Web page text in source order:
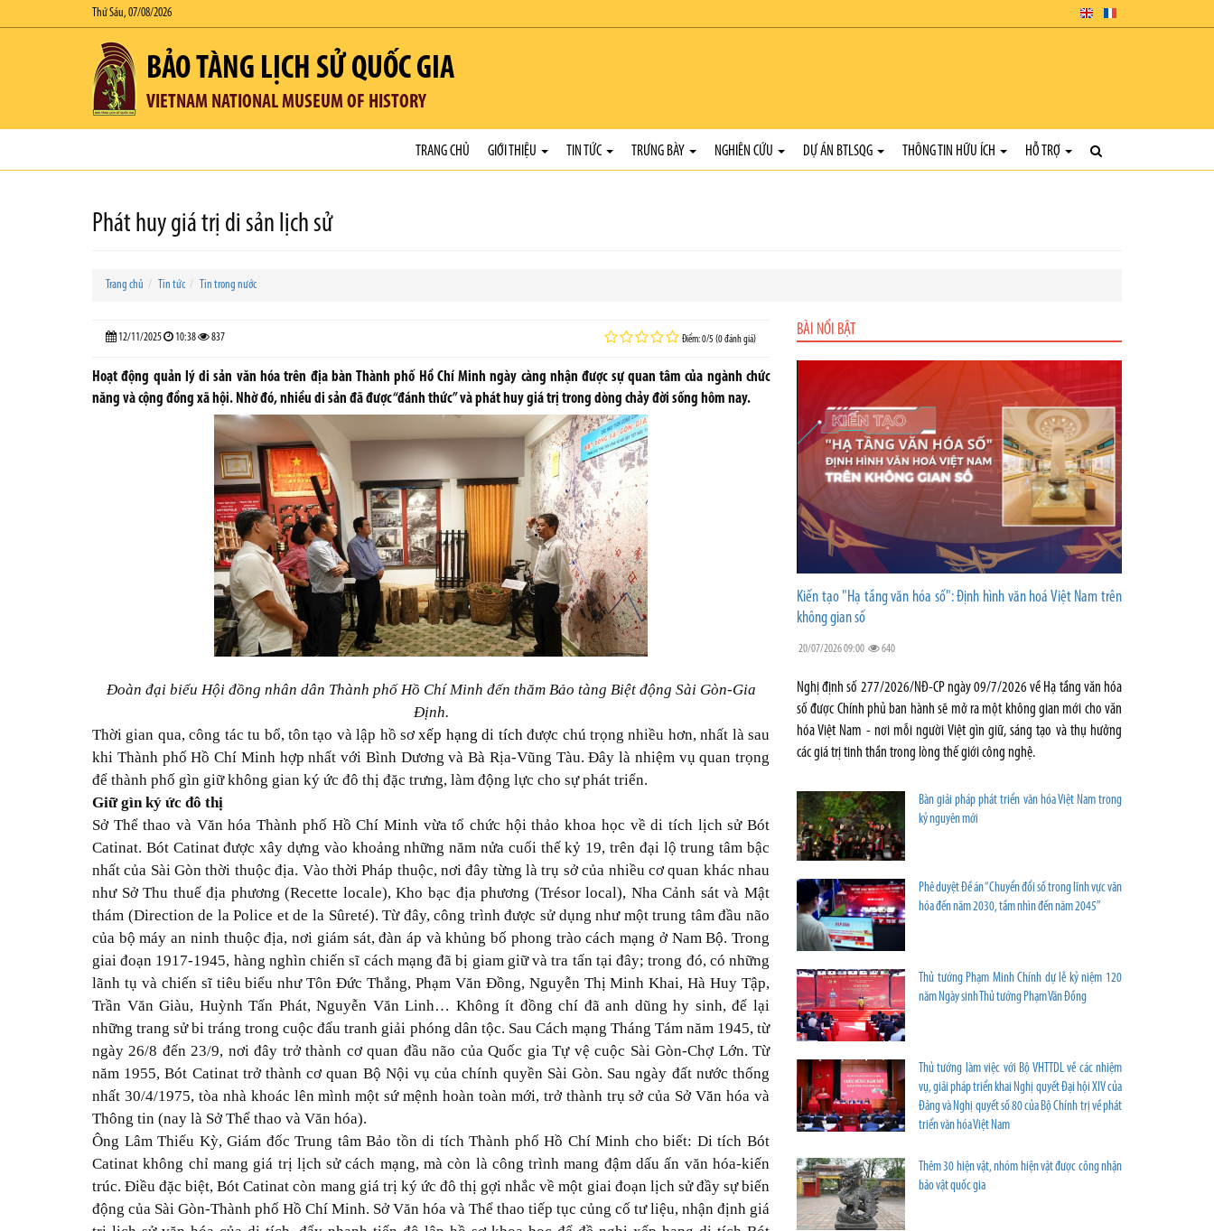
Thứ Sáu, 07/08/2026
BẢO TÀNG LỊCH SỬ QUỐC GIA
VIETNAM NATIONAL MUSEUM OF HISTORY
TRANG CHỦ GIỚI THIỆU TIN TỨC TRƯNG BÀY NGHIÊN CỨU DỰ ÁN BTLSQG THÔNG TIN HỮU ÍCH HỖ TRỢ
Phát huy giá trị di sản lịch sử
Trang chủ Tin tức Tin trong nước
12/11/2025 10:38 837 Điểm: 0/5 (0 đánh giá)
Hoạt động quản lý di sản văn hóa trên địa bàn Thành phố Hồ Chí Minh ngày càng nhận được sự quan tâm của ngành chức
năng và cộng đồng xã hội. Nhờ đó, nhiều di sản đã được “đánh thức” và phát huy giá trị trong dòng chảy đời sống hôm nay.
Đoàn đại biểu Hội đồng nhân dân Thành phố Hồ Chí Minh đến thăm Bảo tàng Biệt động Sài Gòn-Gia
Định.
Thời gian qua, công tác tu bổ, tôn tạo và lập hồ sơxếp hạng di tíchđược chú trọng nhiều hơn, nhất là sau
khi Thành phố Hồ Chí Minh hợp nhất với Bình Dương và Bà Rịa-Vũng Tàu. Đây là nhiệm vụ quan trọng
để thành phố gìn giữ không gian ký ức đô thị đặc trưng, làm động lực cho sự phát triển.
Giữ gìn ký ức đô thị
Sở Thể thao và Văn hóa Thành phố Hồ Chí Minh vừa tổ chức hội thảo khoa học về di tích lịch sử Bót
Catinat. Bót Catinat được xây dựng vào khoảng những năm nửa cuối thế kỷ 19, trên đại lộ trung tâm bậc
nhất của Sài Gòn thời thuộc địa. Vào thời Pháp thuộc, nơi đây từng là trụ sở của nhiều cơ quan khác nhau
như Sở Thu thuế địa phương (Recette locale), Kho bạc địa phương (Trésor local), Nha Cảnh sát và Mật
thám (Direction de la Police et de la Sûreté). Từ đây, công trình được sử dụng như một trung tâm đầu não
của bộ máy an ninh thuộc địa, nơi giám sát, đàn áp và khủng bố phong trào cách mạng ở Nam Bộ. Trong
giai đoạn 1917-1945, hàng nghìn chiến sĩ cách mạng đã bị giam giữ và tra tấn tại đây; trong đó, có những
lãnh tụ và chiến sĩ tiêu biểu như Tôn Đức Thắng, Phạm Văn Đồng, Nguyễn Thị Minh Khai, Hà Huy Tập,
Trần Văn Giàu, Huỳnh Tấn Phát, Nguyễn Văn Linh… Không ít đồng chí đã anh dũng hy sinh, để lại
những trang sử bi tráng trong cuộc đấu tranh giải phóng dân tộc. Sau Cách mạng Tháng Tám năm 1945, từ
ngày 26/8 đến 23/9, nơi đây trở thành cơ quan đầu não của Quốc gia Tự vệ cuộc Sài Gòn-Chợ Lớn. Từ
năm 1955, Bót Catinat trở thành cơ quan Bộ Nội vụ của chính quyền Sài Gòn. Sau ngày đất nước thống
nhất 30/4/1975, tòa nhà khoác lên mình một sứ mệnh hoàn toàn mới, trở thành trụ sở của Sở Văn hóa và
Thông tin (nay là Sở Thể thao và Văn hóa).
Ông Lâm Thiếu Kỳ, Giám đốc Trung tâm Bảo tồn di tích Thành phố Hồ Chí Minh cho biết: Di tích Bót
Catinat không chỉ mang giá trị lịch sử cách mạng, mà còn là công trình mang đậm dấu ấn văn hóa-kiến
trúc. Điều đặc biệt, Bót Catinat còn mang giá trị ký ức đô thị gợi nhắc về một giai đoạn lịch sử đầy sự biến
động của Sài Gòn-Thành phố Hồ Chí Minh. Sở Văn hóa và Thể thao tiếp tục củng cố tư liệu, nhận định giá
BÀI NỔI BẬT
Kiến tạo "Hạ tầng văn hóa số": Định hình văn hoá Việt Nam trên
không gian số
20/07/2026 09:00 640
Nghị định số 277/2026/NĐ-CP ngày 09/7/2026 về Hạ tầng văn hóa
số được Chính phủ ban hành sẽ mở ra một không gian mới cho văn
hóa Việt Nam - nơi mỗi người Việt gìn giữ, sáng tạo và thụ hưởng
các giá trị tinh thần trong lòng thế giới công nghệ.
Bàn giải pháp phát triển văn hóa Việt Nam trong
kỷ nguyên mới
Phê duyệt Đề án “Chuyển đổi số trong lĩnh vực văn
hóa đến năm 2030, tầm nhìn đến năm 2045”
Thủ tướng Phạm Minh Chính dự lễ kỷ niệm 120
năm Ngày sinh Thủ tướng Phạm Văn Đồng
Thủ tướng làm việc với Bộ VHTTDL về các nhiệm
vụ, giải pháp triển khai Nghị quyết Đại hội XIV của
Đảng và Nghị quyết số 80 của Bộ Chính trị về phát
triển văn hóa Việt Nam
Thêm 30 hiện vật, nhóm hiện vật được công nhận
bảo vật quốc gia